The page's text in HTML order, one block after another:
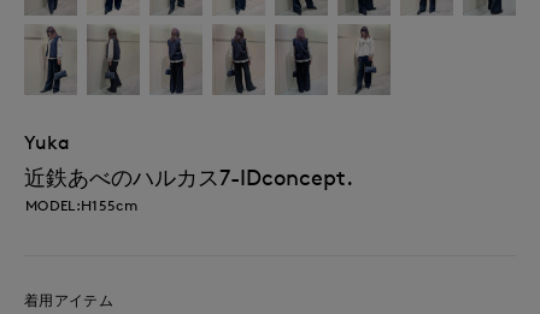
Yuka
近鉄あべのハルカス7-IDconcept.
MODEL:H155cm
着用アイテム